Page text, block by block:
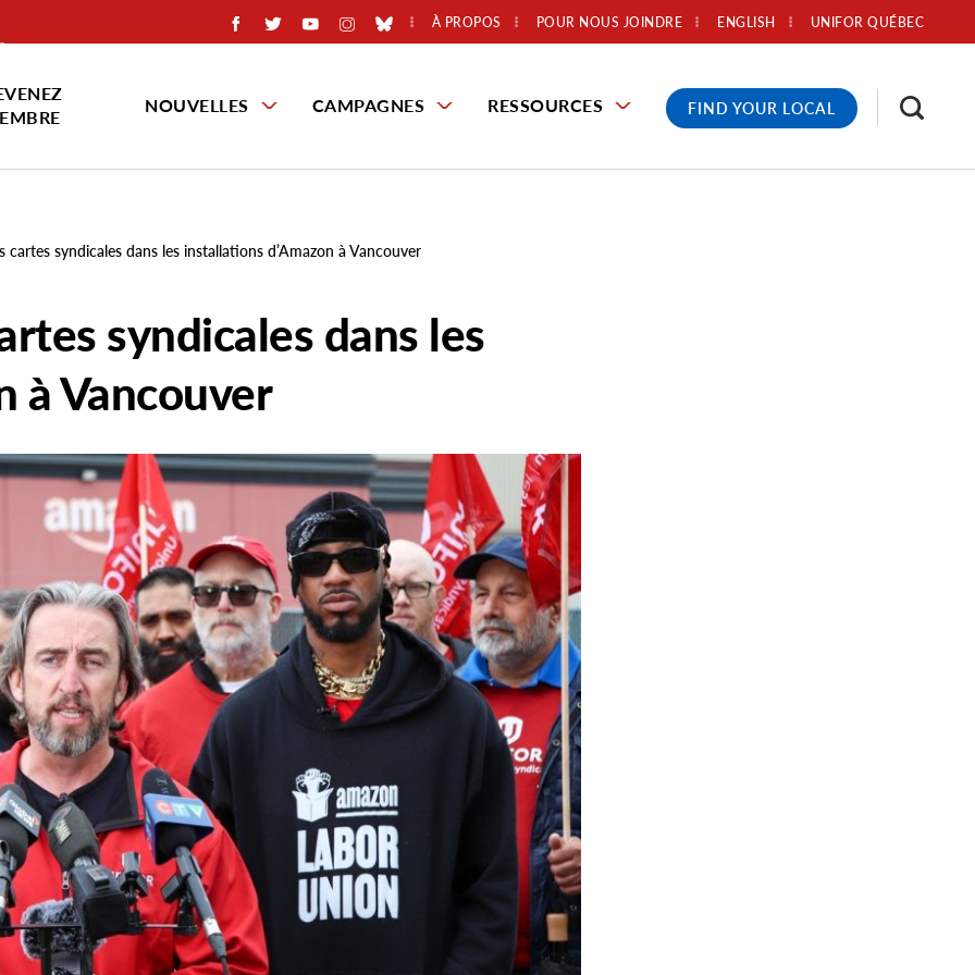
À PROPOS POUR NOUS JOINDRE UNIFOR QUÉBEC
ENGLISH
NOUVELLES CAMPAGNES RESSOURCES FIND YOUR LOCAL
cartes syndicales dans les installations d’Amazon à Vancouver
syndicales dans les
à Vancouver